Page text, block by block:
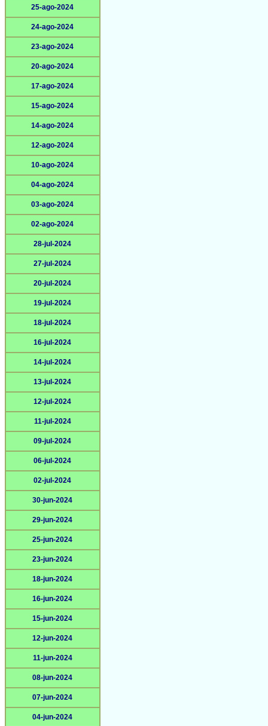
25-ago-2024
24-ago-2024
23-ago-2024
20-ago-2024
17-ago-2024
15-ago-2024
14-ago-2024
12-ago-2024
10-ago-2024
04-ago-2024
03-ago-2024
02-ago-2024
28-jul-2024
27-jul-2024
20-jul-2024
19-jul-2024
18-jul-2024
16-jul-2024
14-jul-2024
13-jul-2024
12-jul-2024
11-jul-2024
09-jul-2024
06-jul-2024
02-jul-2024
30-jun-2024
29-jun-2024
25-jun-2024
23-jun-2024
18-jun-2024
16-jun-2024
15-jun-2024
12-jun-2024
11-jun-2024
08-jun-2024
07-jun-2024
04-jun-2024